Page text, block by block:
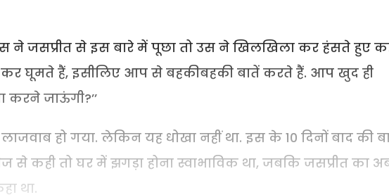
ने जसप्रीत से इस बारे में पूछा तो उस ने खिलखिला कर हंसते हुए
कर घूमते हैं, इसीलिए आप से बहकीबहकी बातें करते हैं. आप खुद ही
जाऊंगी?’’
हो गया. लेकिन यह धोखा नहीं था. इस के 10 दिनों बाद की
से कही तो घर में झगड़ा होना स्वाभाविक था, जबकि जसप्रीत का
था.